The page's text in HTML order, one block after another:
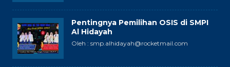
Pentingnya Pemilihan OSIS di SMPI
Al Hidayah
Oleh : smp.alhidayah@rocketmail.com